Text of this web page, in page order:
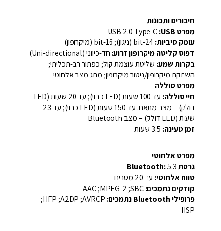
חיבורים ותכונות
מפרט USB:
עומק סיביות:
דפוס קליטה מיקרופון זרוע: חד-כיווני‏ (Uni-directional)‏
בקרות שמע: שליטת עוצמת קול; כפתור רב-תכליתי;
השתקת מיקרופון/ניטור מיקרופון; מתג מצב אלחוטי‏
מפרט סוללה
חיי סוללה:
עד 100 שעות (LED כבוי); עד 20 שעות (LED
דולק) – מצב מתאם.‏ עד 150 שעות (LED כבוי); עד 23
שעות (LED דולק) – מצב Bluetooth‏
זמן טעינה:
מפרט אלחוטי
גרסת Bluetooth:‎5.3‎‏
טווח אלחוטי: עד 20 מטרים‏
קודקים נתמכים:
פרופילי Bluetooth נתמכים:
‏AVRCP‏; ‏A2DP‏; ‏HFP‏;